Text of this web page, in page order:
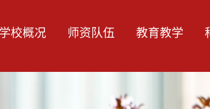
学校概况 师资队伍 教育教学